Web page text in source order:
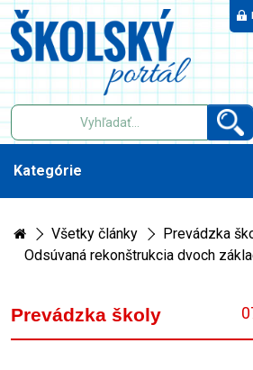
Kategórie
Všetky články
Prevádzka
Odsúvaná rekonštrukcia dvoch
Prevádzka školy